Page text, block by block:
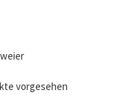
vorgesehen